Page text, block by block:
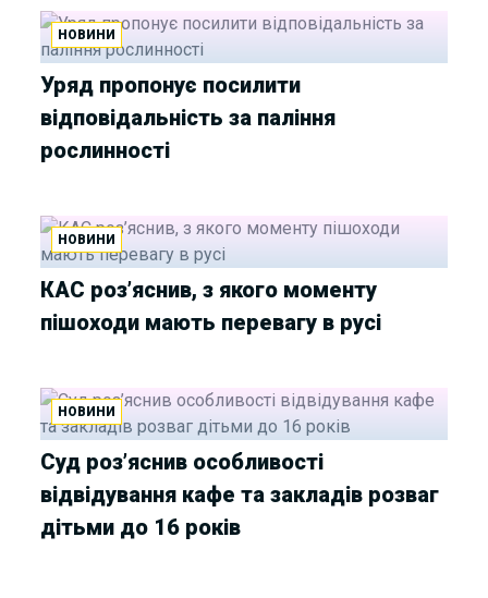
НОВИНИ
Уряд пропонує посилити
відповідальність за паління
рослинності
НОВИНИ
КАС роз’яснив, з якого моменту
пішоходи мають перевагу в русі
НОВИНИ
Суд роз’яснив особливості
відвідування кафе та закладів розваг
дітьми до 16 років